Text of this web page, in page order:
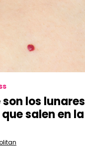
son los lunares
salen en la